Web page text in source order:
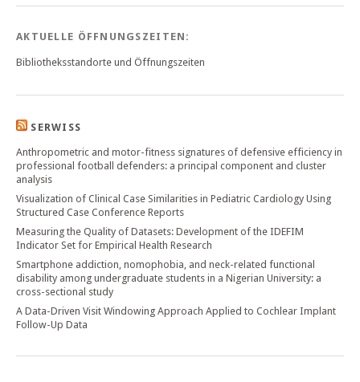
AKTUELLE ÖFFNUNGSZEITEN:
Bibliotheksstandorte und Öffnungszeiten
SERWISS
Anthropometric and motor-fitness signatures of defensive efficiency in
professional football defenders: a principal component and cluster
analysis
Visualization of Clinical Case Similarities in Pediatric Cardiology Using
Structured Case Conference Reports
Measuring the Quality of Datasets: Development of the IDEFIM
Indicator Set for Empirical Health Research
Smartphone addiction, nomophobia, and neck-related functional
disability among undergraduate students in a Nigerian University: a
cross-sectional study
A Data-Driven Visit Windowing Approach Applied to Cochlear Implant
Follow-Up Data